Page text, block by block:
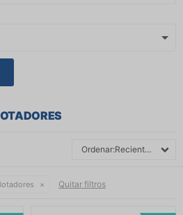
Recientes
Quitar filtros